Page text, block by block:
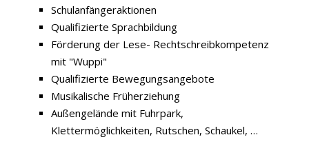
Schulanfängeraktionen
Qualifizierte Sprachbildung
Förderung der Lese- Rechtschreibkompetenz
mit "Wuppi"
Qualifizierte Bewegungsangebote
Musikalische Früherziehung
Außengelände mit Fuhrpark,
Klettermöglichkeiten, Rutschen, Schaukel, …